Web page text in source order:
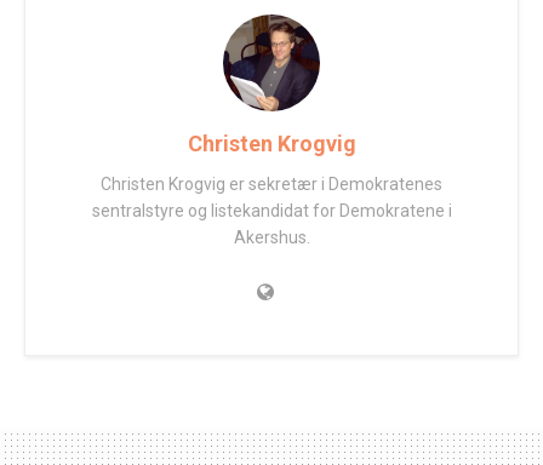
Christen Krogvig
Christen Krogvig er sekretær i Demokratenes
sentralstyre og listekandidat for Demokratene i
Akershus.